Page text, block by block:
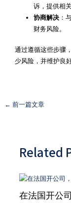
诉，提供相
协商解决：
财务风险。
通过遵循这些步骤
少风险，并维护良
← 前一篇文章
Related
在法国开公